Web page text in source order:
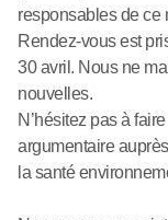
responsables de ce
Rendez-vous est
30 avril. Nous ne
nouvelles.
N’hésitez pas à
argumentaire
la santé